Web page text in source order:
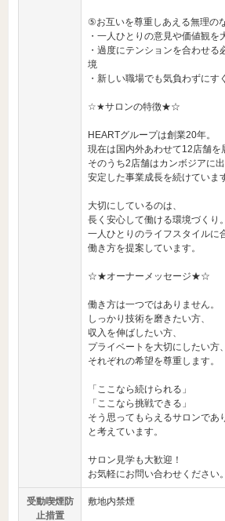
⑤お互いを尊重しあえる無理の
・一人ひとりの意見や価値観を
・過度にテンションを合わせ
境
・新しい職場でも気負わずにす
☆★サロンの特徴★☆
HEARTグループは創業20年。
現在は国内外あわせて12店舗を
そのうち2店舗はカンボジアに出
安定した事業成長を続けていま
大切にしているのは、
長く安心して働ける環境づくり。
一人ひとりのライフスタイルに
働き方を提案しています。
☆★オーナーメッセージ★☆
働き方は一つではありません。
しっかり技術を磨きたい方、
収入を伸ばしたい方、
プライベートを大切にしたい方、
それぞれの希望を尊重します。
「ここなら続けられる」
「ここなら挑戦できる」
そう思ってもらえるサロンであ
と考えています。
サロン見学も大歓迎！
お気軽にお問い合わせください。
受動喫煙防
止措置
敷地内禁煙